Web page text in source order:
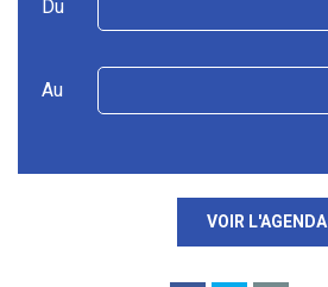
Du
Au
VOIR L'AGENDA